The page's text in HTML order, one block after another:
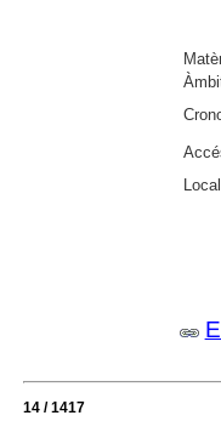
14 / 1417